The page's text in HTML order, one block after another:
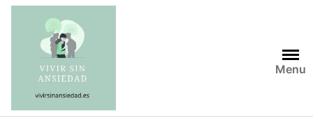
Saltar
contenido
Menu